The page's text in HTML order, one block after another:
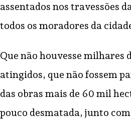
assentados nos travessões
todos os moradores da
Que não houvesse milhares
atingidos, que não fossem
das obras mais de 60 mil
pouco desmatada, junto